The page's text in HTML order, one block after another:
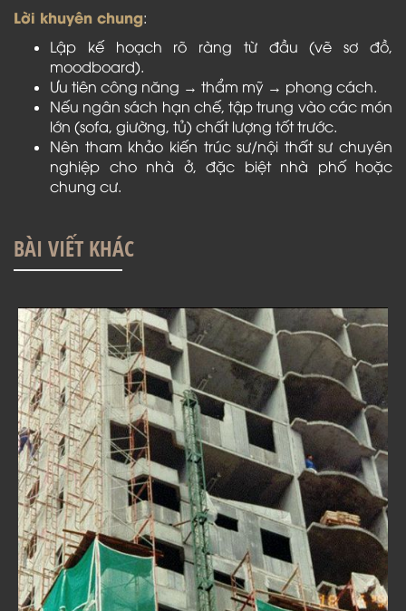
Lời khuyên chung:
Lập kế hoạch rõ ràng từ đầu (vẽ sơ đồ,
moodboard).
Ưu tiên công năng → thẩm mỹ → phong cách.
Nếu ngân sách hạn chế, tập trung vào các món
lớn (sofa, giường, tủ) chất lượng tốt trước.
Nên tham khảo kiến trúc sư/nội thất sư chuyên
nghiệp cho nhà ở, đặc biệt nhà phố hoặc
chung cư.
BÀI VIẾT KHÁC